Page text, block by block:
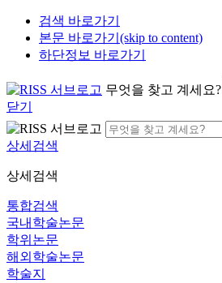
검색 바로가기
본문 바로가기(skip to content)
하단정보 바로가기
무엇을 찾고 계세요?
닫기
상세검색
상세검색
통합검색
국내학술논문
학위논문
해외학술논문
학술지